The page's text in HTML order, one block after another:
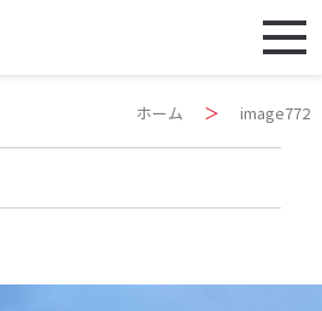
ホーム ＞ image772